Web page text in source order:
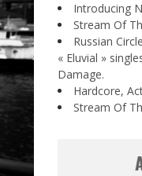
Introducing
Stream Of
Russian
« Eluvial »
Damage.
Hardcore,
Stream Of